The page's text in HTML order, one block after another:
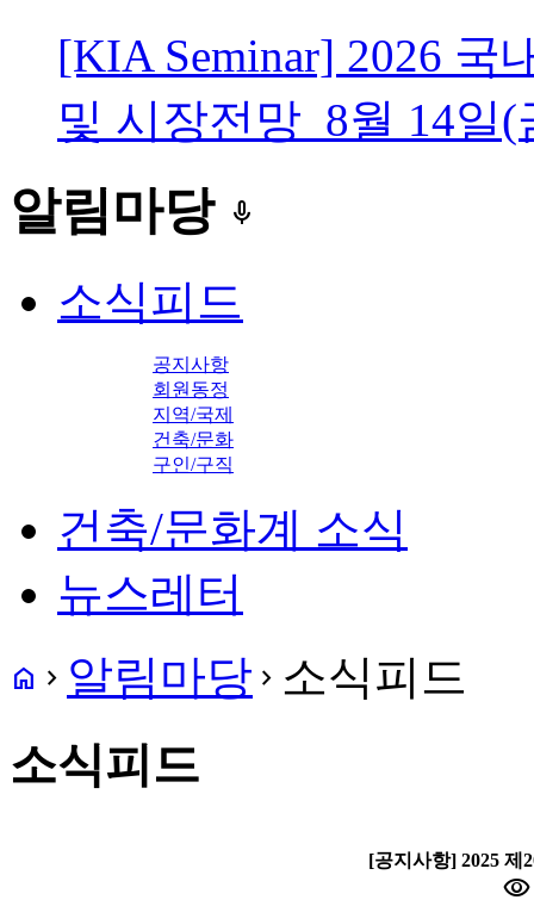
[KIA Seminar] 2026 국
및 시장전망_8월 14일(
알림마당 keyboard_voice
소식피드
공지사항
회원동정
지역/국제
건축/문화
구인/구직
건축/문화계 소식
뉴스레터
home navigate_next 알림마당 navigate_next 소식피드
소식피드
[공지사항] 2025 제
visibility